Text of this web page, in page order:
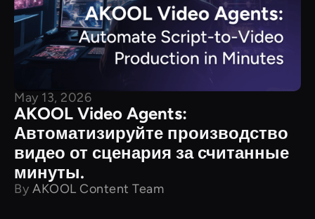
May 13, 2026
AKOOL Video Agents:
Автоматизируйте производство
видео от сценария за считанные
минуты.
By AKOOL Content Team